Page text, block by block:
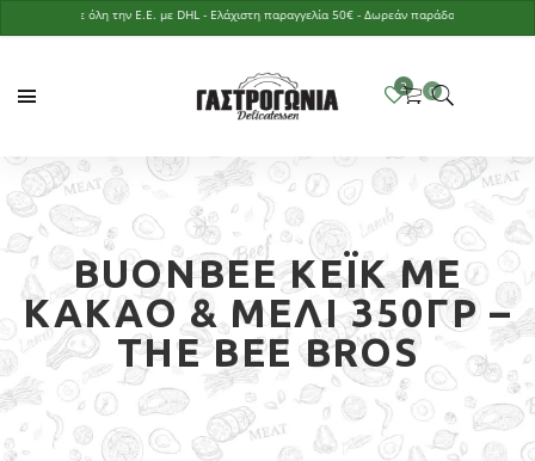
σε όλη την Ε.Ε. με DHL - Ελάχιστη παραγγελία 50€ - Δωρεάν παράδοση με παραγγελία
BUONBEE ΚΈΙΚ ΜΕ
ΚΑΚΆΟ & ΜΈΛΙ 350ΓΡ –
THE BEE BROS